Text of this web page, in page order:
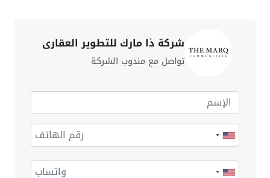
شركة ذا مارك للتطوير العقاري
تواصل مع مندوب الشركة